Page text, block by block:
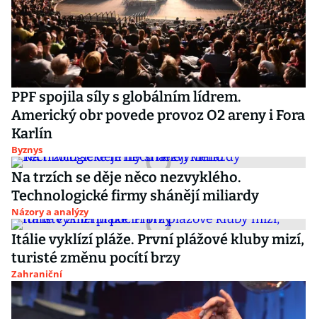
PPF spojila síly s globálním lídrem.
Americký obr povede provoz O2 areny i Fora
Karlín
Byznys
Na trzích se děje něco nezvyklého.
Technologické firmy shánějí miliardy
Názory a analýzy
Itálie vyklízí pláže. První plážové kluby mizí,
turisté změnu pocítí brzy
Zahraniční